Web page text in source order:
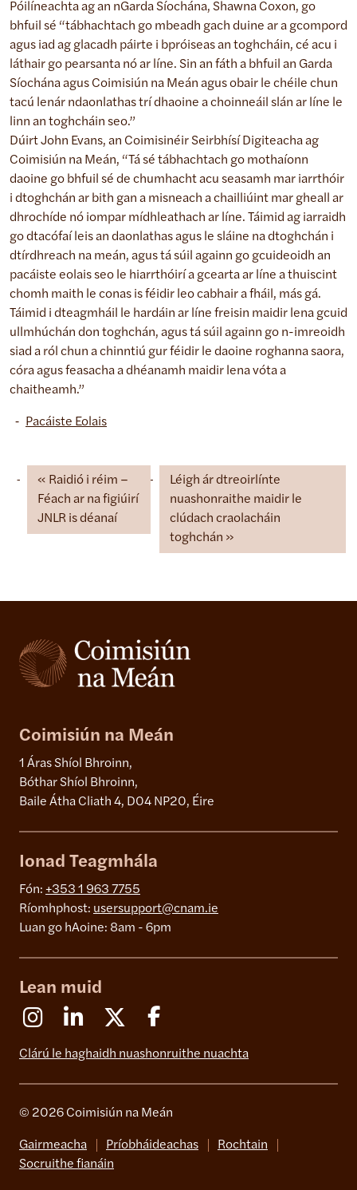
Póilíneachta ag an nGarda Síochána, Shawna Coxon, go
bhfuil sé “tábhachtach go mbeadh gach duine ar a gcompord
agus iad ag glacadh páirte i bpróiseas an toghcháin, cé acu i
láthair go pearsanta nó ar líne. Sin an fáth a bhfuil an Garda
Síochána agus Coimisiún na Meán agus obair le chéile chun
tacú lenár ndaonlathas trí dhaoine a choinneáil slán ar líne le
linn an toghcháin seo.”
Dúirt John Evans, an Coimisinéir Seirbhísí Digiteacha ag
Coimisiún na Meán, “Tá sé tábhachtach go mothaíonn
daoine go bhfuil sé de chumhacht acu seasamh mar iarrthóir
i dtoghchán ar bith gan a misneach a chailliúint mar gheall ar
dhrochíde nó iompar mídhleathach ar líne. Táimid ag iarraidh
go dtacófaí leis an daonlathas agus le sláine na dtoghchán i
dtírdhreach na meán, agus tá súil againn go gcuideoidh an
pacáiste eolais seo le hiarrthóirí a gcearta ar líne a thuiscint
chomh maith le conas is féidir leo cabhair a fháil, más gá.
Táimid i dteagmháil le hardáin ar líne freisin maidir lena gcuid
ullmhúchán don toghchán, agus tá súil againn go n-imreoidh
siad a ról chun a chinntiú gur féidir le daoine roghanna saora,
córa agus feasacha a dhéanamh maidir lena vóta a
chaitheamh.”
Pacáiste Eolais
Raidió i réim –
Féach ar na figiúirí
JNLR is déanaí
Léigh ár dtreoirlínte
nuashonraithe maidir le
clúdach craolacháin
toghchán
Coimisiún na Meán
1 Áras Shíol Bhroinn,
Bóthar Shíol Bhroinn,
Baile Átha Cliath 4, D04 NP20, Éire
Ionad Teagmhála
Fón: +353 1 963 7755
Ríomhphost: usersupport@cnam.ie
Luan go hAoine: 8am - 6pm
Lean muid
InstagramLinkedin X (Formerly Twitter)
Clárú le haghaidh nuashonruithe nuachta
© 2026 Coimisiún na Meán
Gairmeacha Príobháideachas
Rochtain
Socruithe fianáin